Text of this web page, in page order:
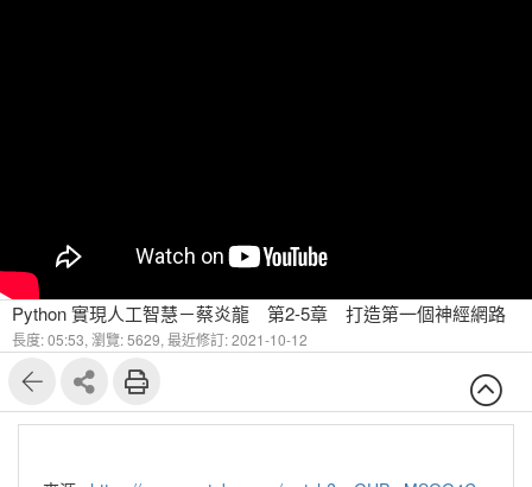
Python 實現人工智慧－蔡炎龍 第2-5章 打造第一個神經網路
長度: 05:53, 瀏覽: 5629, 最近修訂: 2021-10-12